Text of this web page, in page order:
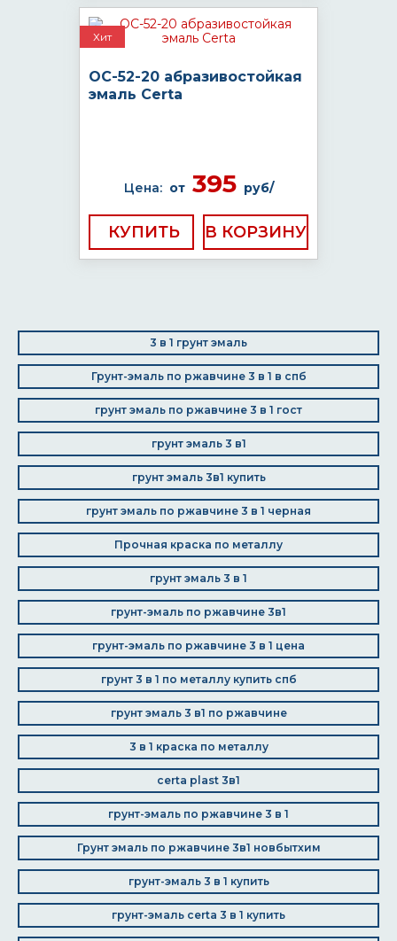
Хит
ОС-52-20 абразивостойкая
эмаль Certa
Цена: от395 руб/
КУПИТЬ
3 в 1 грунт эмаль
Грунт-эмаль по ржавчине 3 в 1 в спб
грунт эмаль по ржавчине 3 в 1 гост
грунт эмаль 3 в1
грунт эмаль 3в1 купить
грунт эмаль по ржавчине 3 в 1 черная
Прочная краска по металлу
грунт эмаль 3 в 1
грунт-эмаль по ржавчине 3в1
грунт-эмаль по ржавчине 3 в 1 цена
грунт 3 в 1 по металлу купить спб
грунт эмаль 3 в1 по ржавчине
3 в 1 краска по металлу
certa plast 3в1
грунт-эмаль по ржавчине 3 в 1
Грунт эмаль по ржавчине 3в1 новбытхим
грунт-эмаль 3 в 1 купить
грунт-эмаль certa 3 в 1 купить